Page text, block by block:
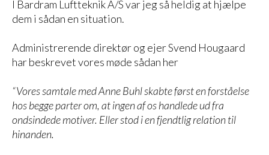
I Bardram Luftteknik A/S var jeg så heldig at hjælpe
dem i sådan en situation.
Administrerende direktør og ejer Svend Hougaard
har beskrevet vores møde sådan her
“Vores samtale med Anne Buhl skabte først en forståelse
hos begge parter om, at ingen af os handlede ud fra
ondsindede motiver. Eller stod i en fjendtlig relation til
hinanden.